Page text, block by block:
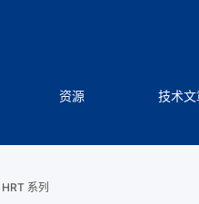
资源 技术文
系列